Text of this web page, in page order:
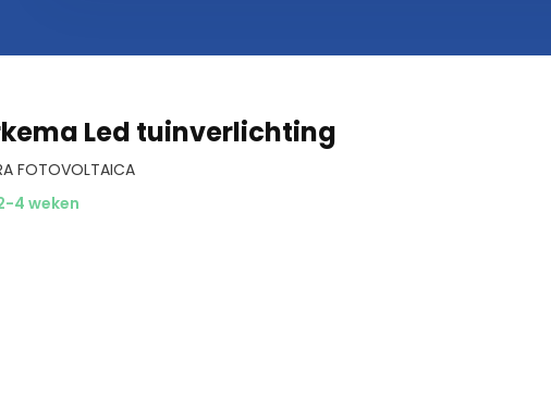
Led tuinverlichting
FOTOVOLTAICA
4 weken